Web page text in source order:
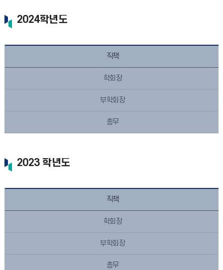
2024학년도
직책
학회장
부학회장
총무
2023 학년도
직책
학회장
부학회장
총무